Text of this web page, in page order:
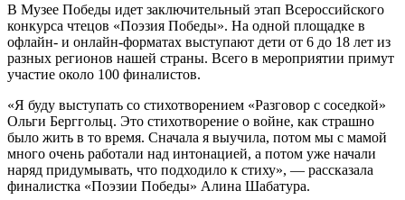
В Музее Победы идет заключительный этап Всероссийского
конкурса чтецов «Поэзия Победы». На одной площадке в
офлайн- и онлайн-форматах выступают дети от 6 до 18 лет из
разных регионов нашей страны. Всего в мероприятии примут
участие около 100 финалистов.
«Я буду выступать со стихотворением «Разговор с соседкой»
Ольги Берггольц. Это стихотворение о войне, как страшно
было жить в то время. Сначала я выучила, потом мы с мамой
много очень работали над интонацией, а потом уже начали
наряд придумывать, что подходило к стиху», — рассказала
финалистка «Поэзии Победы» Алина Шабатура.